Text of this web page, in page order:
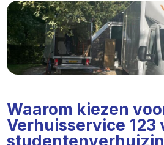
Waarom kiezen
Verhuisservice 123